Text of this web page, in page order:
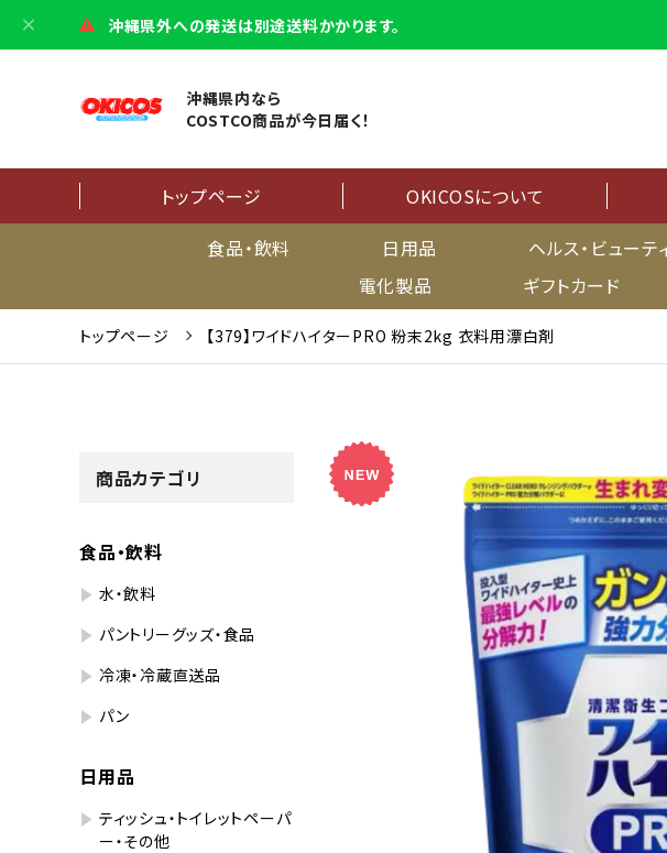
沖縄県外への発送は別途送料かかります。
沖縄県内なら
COSTCO商品が今日届く！
トップページ OKICOSについて
食品・飲料
日用品 ヘルス・ビューテ
電化製品
ギフトカード
トップページ 【379】ワイドハイターPRO 粉末2kg 衣料用漂白剤
商品カテゴリ
食品・飲料
水・飲料
パントリーグッズ・食品
冷凍・冷蔵直送品
パン
日用品
ティッシュ・トイレットペーパ
ー・その他